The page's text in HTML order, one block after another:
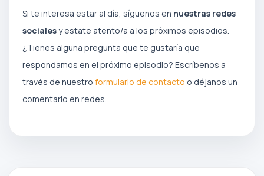
Si te interesa estar al día, síguenos en nuestras redes
sociales y estate atento/a a los próximos episodios.
¿Tienes alguna pregunta que te gustaría que
respondamos en el próximo episodio? Escríbenos a
través de nuestro formulario de contacto o déjanos un
comentario en redes.